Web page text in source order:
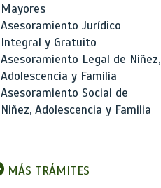
Mayores
Asesoramiento Jurídico
Integral y Gratuito
Asesoramiento Legal de Niñez,
Adolescencia y Familia
Asesoramiento Social de
Niñez, Adolescencia y Familia
MÁS TRÁMITES